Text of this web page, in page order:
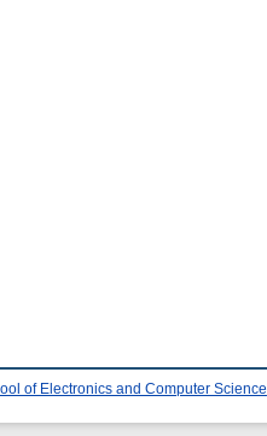
of Electronics and Computer Science